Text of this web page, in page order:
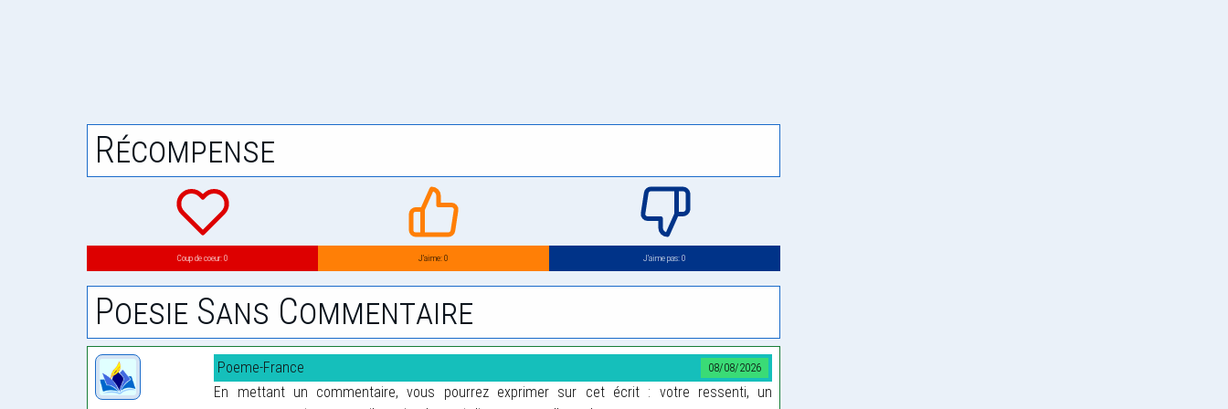
Récompense
Coup de coeur: 0 J’aime: 0 J’aime pas: 0
Poesie Sans Commentaire
08/08/2026
Poeme-France
En mettant un commentaire, vous pourrez exprimer sur cet écrit : votre ressenti, un